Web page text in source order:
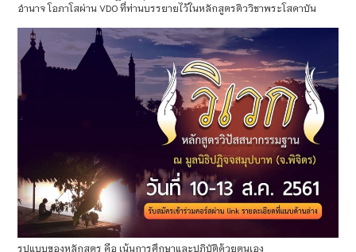
อำนาจ โอภาโสผ่าน VDO ที่ท่านบรรยายไว้ในหลักสูตรติววิชาพระโสดาบัน
รูปแบบของหลักสูตร คือ เน้นการศึกษาและปฏิบัติด้วยตนเอง